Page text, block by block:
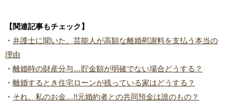
【関連記事もチェック】
・ 弁護士に聞いた、芸能人が高額な離婚慰謝料を支払う本当の
理由
・ 離婚時の財産分与…貯金額が明確でない場合どうする？
・ 離婚するとき住宅ローンが残っている家はどうする？
・ それ、私のお金…!!元婚約者との共同預金は誰のもの？